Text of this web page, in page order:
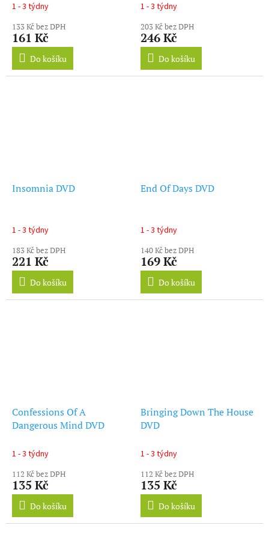
1 - 3 týdny
133 Kč bez DPH
161 Kč
Do košíku
1 - 3 týdny
203 Kč bez DPH
246 Kč
Do košíku
Insomnia DVD
1 - 3 týdny
183 Kč bez DPH
221 Kč
Do košíku
End Of Days DVD
1 - 3 týdny
140 Kč bez DPH
169 Kč
Do košíku
Confessions Of A
Dangerous Mind DVD
1 - 3 týdny
112 Kč bez DPH
135 Kč
Do košíku
Bringing Down The House
DVD
1 - 3 týdny
112 Kč bez DPH
135 Kč
Do košíku